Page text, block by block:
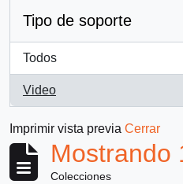
Tipo de soporte
Todos
Video
, 19 resultados
Imprimir vista previa Cerrar
Mostrando
Colecciones